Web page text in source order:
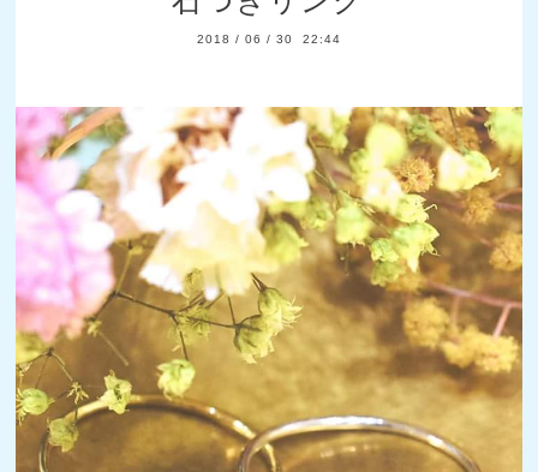
2018 / 06 / 30 22:44